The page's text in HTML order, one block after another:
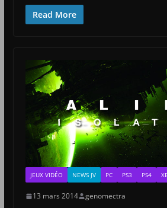
Read More
JEUX VIDÉO NEWS JV PC PS3 PS4
13 mars 2014 genomectra